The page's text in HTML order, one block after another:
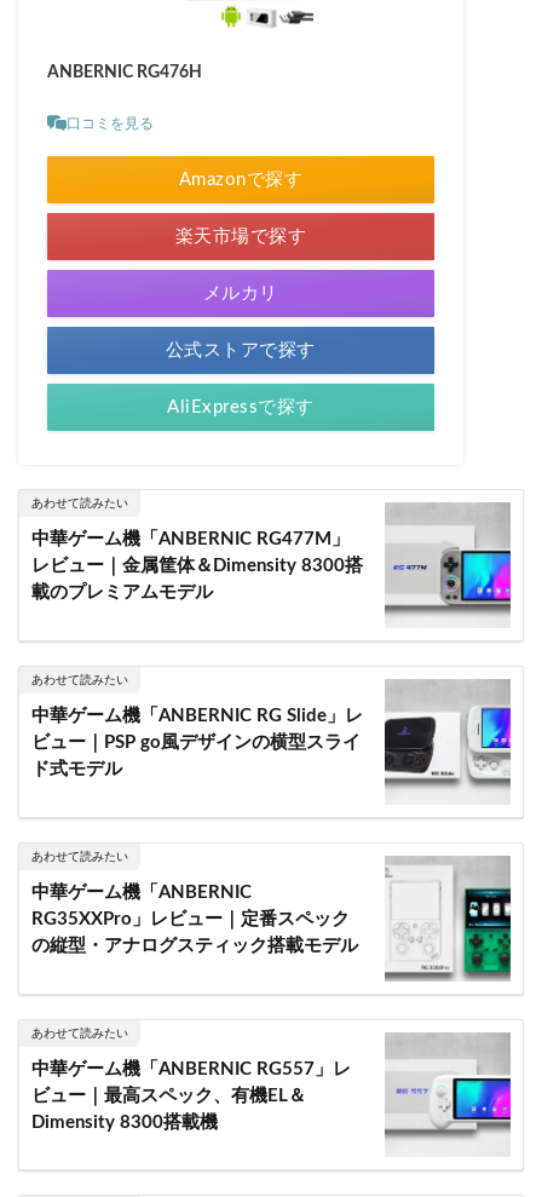
ANBERNIC RG476H
口コミを見る
Amazonで探す
楽天市場で探す
メルカリ
公式ストアで探す
AliExpressで探す
あわせて読みたい
中華ゲーム機「ANBERNIC RG477M」
レビュー｜金属筐体＆Dimensity 8300搭
載のプレミアムモデル
あわせて読みたい
中華ゲーム機「ANBERNIC RG Slide」レ
ビュー｜PSP go風デザインの横型スライ
ド式モデル
あわせて読みたい
中華ゲーム機「ANBERNIC
RG35XXPro」レビュー｜定番スペック
の縦型・アナログスティック搭載モデル
あわせて読みたい
中華ゲーム機「ANBERNIC RG557」レ
ビュー｜最高スペック、有機EL＆
Dimensity 8300搭載機